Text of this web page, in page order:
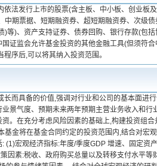
法发行上市的股票(含主板、中小板、创业板
期票据、短期融资券、超短期融资券、次级
等)、资产支持证券、债券回购、银行存款(包
证监会允许基金投资的其他金融工具(但须符
序后,可以将其纳入投资范围。
而具备的价值,强调对行业和公司的基本面进
景气度、预期未来两年预期主营业务收入和行
。在充分考虑风险因素的基础上,构建投资组
金将在基金合同约定的投资范围内,结合对宏
(1)宏观经济指标:年度/季度GDP 增速、固定资
因素:税收、政府购买总量以及转移支付水平